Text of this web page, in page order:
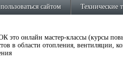
сайтом Технические
это онлайн мастер-классы (курсы
в области отопления, вентиляции,